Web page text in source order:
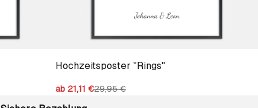
Hochzeitsposter "Rings"
ab 21,11 €29,95 €